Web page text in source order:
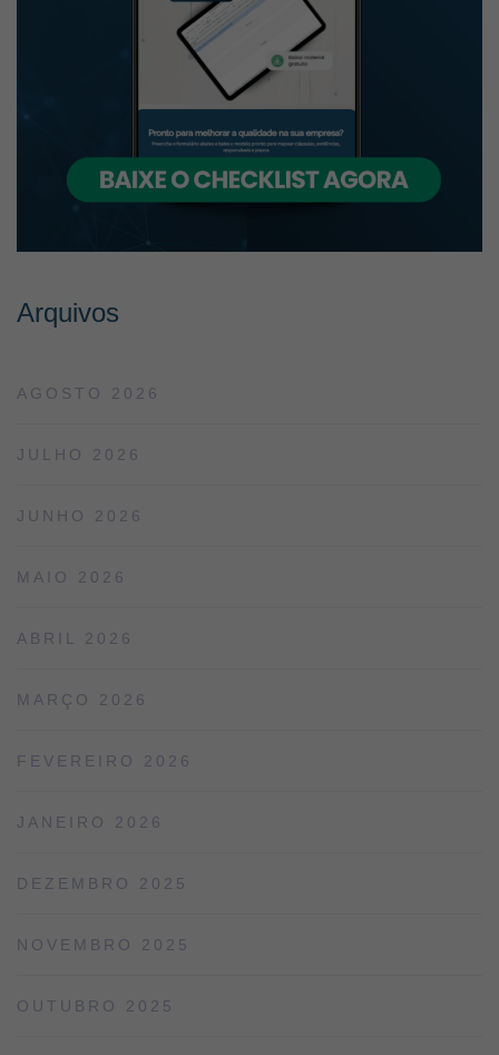
Arquivos
AGOSTO 2026
JULHO 2026
JUNHO 2026
MAIO 2026
ABRIL 2026
MARÇO 2026
FEVEREIRO 2026
JANEIRO 2026
DEZEMBRO 2025
NOVEMBRO 2025
OUTUBRO 2025